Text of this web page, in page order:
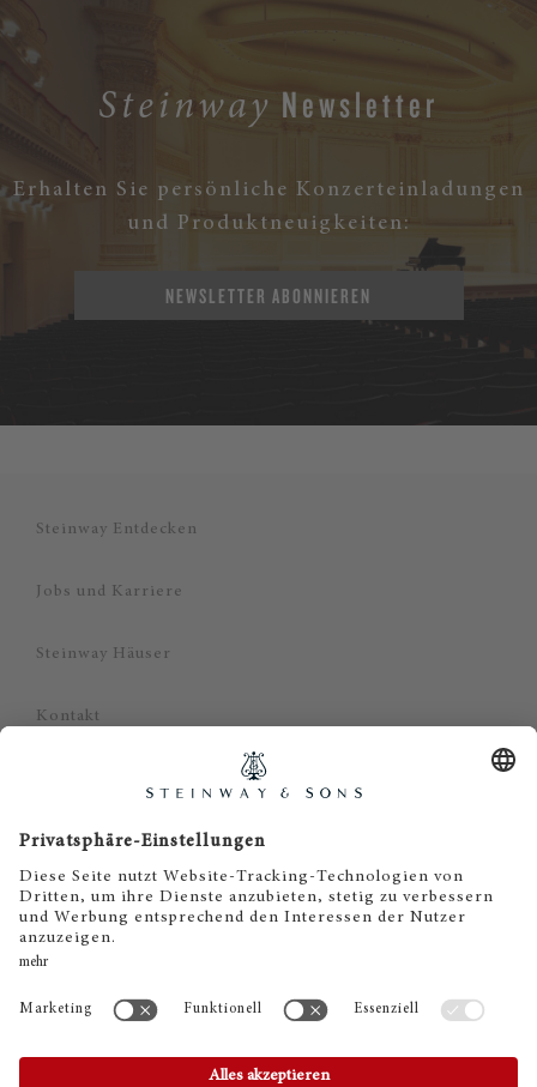
Steinway Newsletter
Erhalten Sie persönliche Konzerteinladungen
und Produktneuigkeiten:
NEWSLETTER ABONNIEREN
Steinway Entdecken
Jobs und Karriere
Steinway Häuser
Kontakt
Impressum
Haftungsausschluss
Cookie Zustimmung